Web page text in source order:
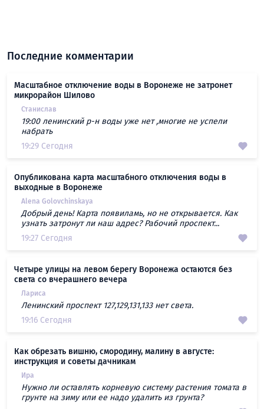
Последние комментарии
Масштабное отключение воды в Воронеже не затронет
микрорайон Шилово
Станислав
19:00 ленинский р-н воды уже нет ,многие не успели
набрать
19:29 Сегодня
Опубликована карта масштабного отключения воды в
выходные в Воронеже
Alena Golovchinskaya
Добрый день! Карта появиламь, но не открывается. Как
узнать затронут ли наш адрес? Рабочий проспект...
19:27 Сегодня
Четыре улицы на левом берегу Воронежа остаются без
света со вчерашнего вечера
Лариса
Ленинский проспект 127,129,131,133 нет света.
19:16 Сегодня
Как обрезать вишню, смородину, малину в августе:
инструкция и советы дачникам
Ира
Нужно ли оставлять корневую систему растения томата в
грунте на зиму или ее надо удалить из грунта?